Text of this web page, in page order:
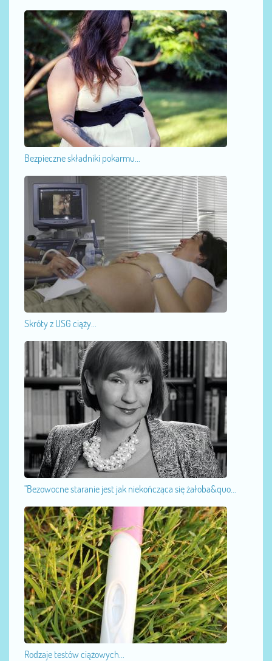
Bezpieczne składniki pokarmu...
Skróty z USG ciąży...
"Bezowocne staranie jest jak niekończąca się żałoba&quo...
Rodzaje testów ciążowych...